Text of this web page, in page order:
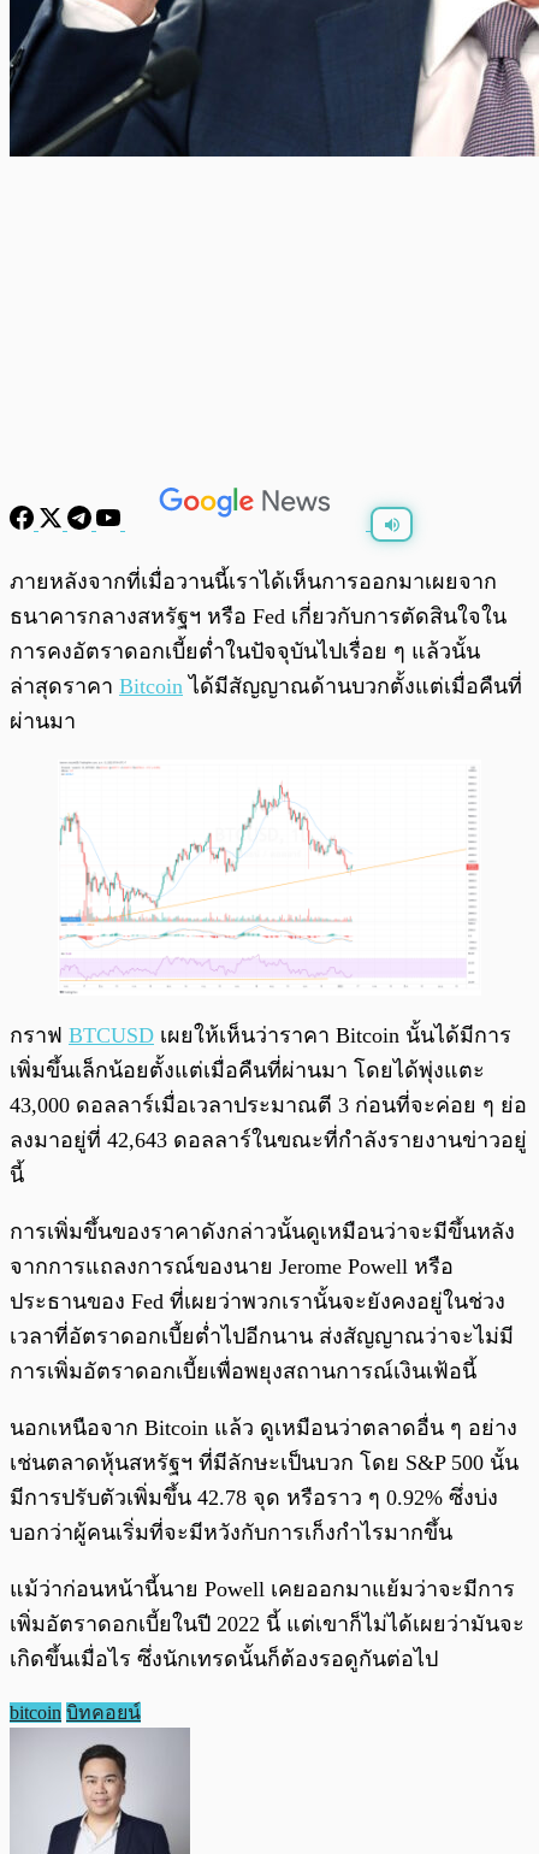
พร้อมเล่น
ภายหลังจากที่เมื่อวานนี้เราได้เห็นการออกมาเผยจาก
ธนาคารกลางสหรัฐฯ หรือ Fed เกี่ยวกับการตัดสินใจใน
การคงอัตราดอกเบี้ยต่ำในปัจจุบันไปเรื่อย ๆ แล้วนั้น
ล่าสุดราคา Bitcoin ได้มีสัญญาณด้านบวกตั้งแต่เมื่อคืนที่
ผ่านมา
กราฟ BTCUSD เผยให้เห็นว่าราคา Bitcoin นั้นได้มีการ
เพิ่มขึ้นเล็กน้อยตั้งแต่เมื่อคืนที่ผ่านมา โดยได้พุ่งแตะ
43,000 ดอลลาร์เมื่อเวลาประมาณตี 3 ก่อนที่จะค่อย ๆ ย่อ
ลงมาอยู่ที่ 42,643 ดอลลาร์ในขณะที่กำลังรายงานข่าวอยู่
นี้
การเพิ่มขึ้นของราคาดังกล่าวนั้นดูเหมือนว่าจะมีขึ้นหลัง
จากการแถลงการณ์ของนาย Jerome Powell หรือ
ประธานของ Fed ที่เผยว่าพวกเรานั้นจะยังคงอยู่ในช่วง
เวลาที่อัตราดอกเบี้ยต่ำไปอีกนาน ส่งสัญญาณว่าจะไม่มี
การเพิ่มอัตราดอกเบี้ยเพื่อพยุงสถานการณ์เงินเฟ้อนี้
นอกเหนือจาก Bitcoin แล้ว ดูเหมือนว่าตลาดอื่น ๆ อย่าง
เช่นตลาดหุ้นสหรัฐฯ ที่มีลักษะเป็นบวก โดย S&P 500 นั้น
มีการปรับตัวเพิ่มขึ้น 42.78 จุด หรือราว ๆ 0.92% ซึ่งบ่ง
บอกว่าผู้คนเริ่มที่จะมีหวังกับการเก็งกำไรมากขึ้น
แม้ว่าก่อนหน้านี้นาย Powell เคยออกมาแย้มว่าจะมีการ
เพิ่มอัตราดอกเบี้ยในปี 2022 นี้ แต่เขาก็ไม่ได้เผยว่ามันจะ
เกิดขึ้นเมื่อไร ซึ่งนักเทรดนั้นก็ต้องรอดูกันต่อไป
bitcoin บิทคอยน์